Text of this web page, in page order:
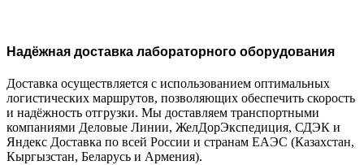
Надёжная доставка лабораторного оборудования
Доставка осуществляется с использованием оптимальных
логистических маршрутов, позволяющих обеспечить скорость
и надёжность отгрузки. Мы доставляем транспортными
компаниями Деловые Линии, ЖелДорЭкспедиция, СДЭК и
Яндекс Доставка по всей России и странам ЕАЭС (Казахстан,
Кыргызстан, Беларусь и Армения).